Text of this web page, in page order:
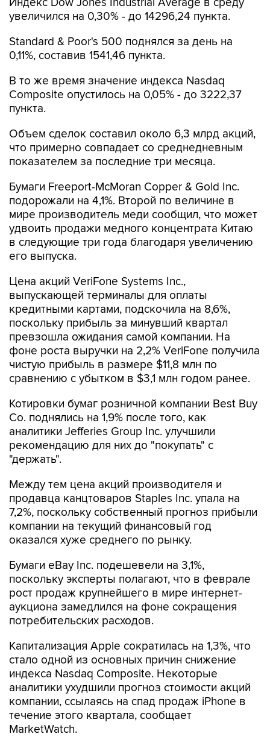
увеличился на 0,30% - до 14296,24 пункта.
Standard & Poor's 500 поднялся за день на
0,11%, составив 1541,46 пункта.
В то же время значение индекса Nasdaq
Composite опустилось на 0,05% - до 3222,37
пункта.
Объем сделок составил около 6,3 млрд акций,
что примерно совпадает со среднедневным
показателем за последние три месяца.
Бумаги Freeport-McMoran Copper & Gold Inc.
подорожали на 4,1%. Второй по величине в
мире производитель меди сообщил, что может
удвоить продажи медного концентрата Китаю
в следующие три года благодаря увеличению
его выпуска.
Цена акций VeriFone Systems Inc.,
выпускающей терминалы для оплаты
кредитными картами, подскочила на 8,6%,
поскольку прибыль за минувший квартал
превзошла ожидания самой компании. На
фоне роста выручки на 2,2% VeriFone получила
чистую прибыль в размере $11,8 млн по
сравнению с убытком в $3,1 млн годом ранее.
Котировки бумаг розничной компании Best Buy
Co. поднялись на 1,9% после того, как
аналитики Jefferies Group Inc. улучшили
рекомендацию для них до "покупать" с
"держать".
Между тем цена акций производителя и
продавца канцтоваров Staples Inc. упала на
7,2%, поскольку собственный прогноз прибыли
компании на текущий финансовый год
оказался хуже среднего по рынку.
Бумаги eBay Inc. подешевели на 3,1%,
поскольку эксперты полагают, что в феврале
рост продаж крупнейшего в мире интернет-
аукциона замедлился на фоне сокращения
потребительских расходов.
Капитализация Apple сократилась на 1,3%, что
стало одной из основных причин снижение
индекса Nasdaq Composite. Некоторые
аналитики ухудшили прогноз стоимости акций
компании, ссылаясь на спад продаж iPhone в
течение этого квартала, сообщает
MarketWatch.